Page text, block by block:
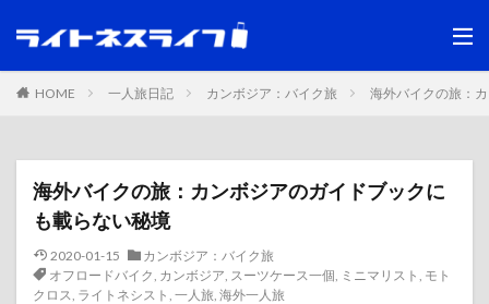
HOME 一人旅日記 カンボジア：バイク旅 海外バイクの旅：
海外バイクの旅：カンボジアのガイドブックに
も載らない秘境
2020-01-15
カンボジア：バイク旅
オフロードバイク, カンボジア, スーツケース一個, ミニマリスト , モト
クロス, ライトネシスト , 一人旅, 海外一人旅